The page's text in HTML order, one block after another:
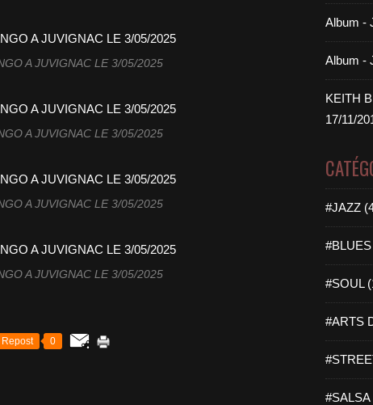
A JUVIGNAC LE 3/05/2025
A JUVIGNAC LE 3/05/2025
A JUVIGNAC LE 3/05/2025
A JUVIGNAC LE 3/05/2025
Repost 0
Album -
Album -
KEITH
17/11/
#JAZZ
#SOUL
#ARTS
#SALSA